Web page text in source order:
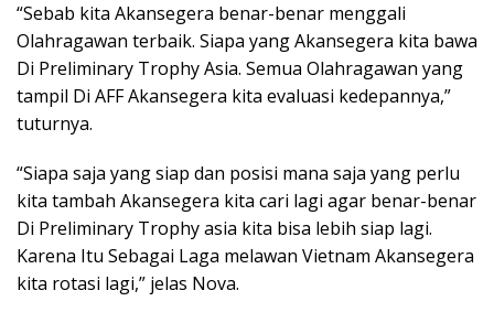
“Sebab kita Akansegera benar-benar menggali
Olahragawan terbaik. Siapa yang Akansegera kita bawa
Di Preliminary Trophy Asia. Semua Olahragawan yang
tampil Di AFF Akansegera kita evaluasi kedepannya,”
tuturnya.
“Siapa saja yang siap dan posisi mana saja yang perlu
kita tambah Akansegera kita cari lagi agar benar-benar
Di Preliminary Trophy asia kita bisa lebih siap lagi.
Karena Itu Sebagai Laga melawan Vietnam Akansegera
kita rotasi lagi,” jelas Nova.